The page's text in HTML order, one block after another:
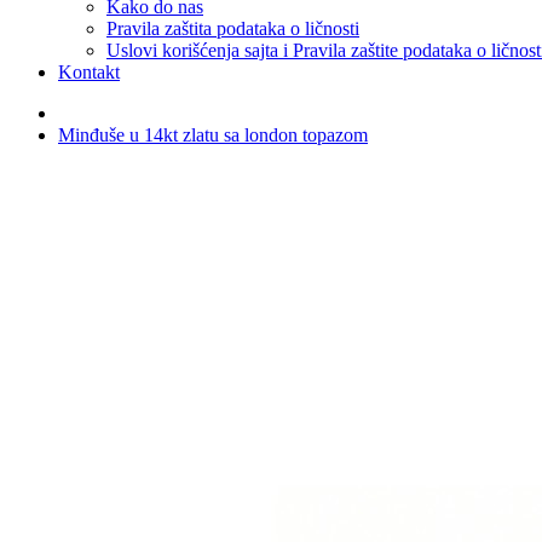
Kako do nas
Pravila zaštita podataka o ličnosti
Uslovi korišćenja sajta i Pravila zaštite podataka o
Kontakt
Minđuše u 14kt zlatu sa london topazom